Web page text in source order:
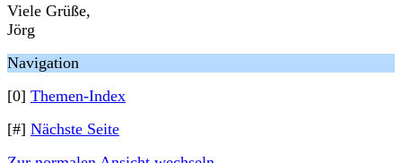
Viele Grüße,
Jörg
Navigation
[0] Themen-Index
[#] Nächste Seite